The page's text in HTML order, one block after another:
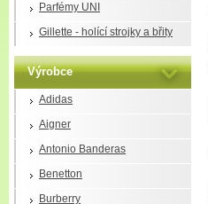
Parfémy UNI
Gillette - holící strojky a břity
Výrobce
Adidas
Aigner
Antonio Banderas
Benetton
Burberry